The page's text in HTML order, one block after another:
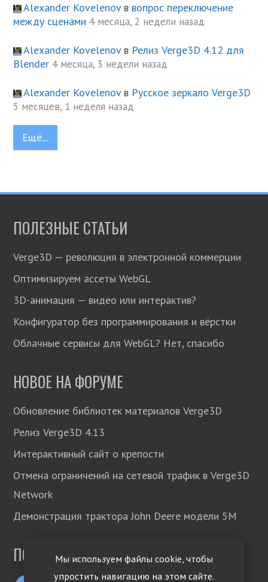
Мы используем файлы cookie, чтобы
упростить навигацию на этом сайте.
Alexander Kovelenovв вопрос переключение
между сценами 4 месяца, 2 недели назад
Alexander Kovelenovв Релиз Verge3D 4.12 для
Blender 4 месяца, 3 недели назад
Alexander Kovelenovв Русское зеркало Verge3D
5 месяцев, 1 неделя назад
Ещё...
ПОЛЕЗНЫЕ СТАТЬИ
Verge3D — революция в электронной коммерции
Оптимизируем ассеты WebGL
3D-анимация — видео или интерактив?
Конфигуратор без программирования и вёрстки
Облачные сервисы для WebGL? Нет, спасибо
НОВОЕ НА ФОРУМЕ
Обновление библиотек материалов Verge3D
Релиз Verge3D 4.13
Интерактивный сайт о крепости
Отмена ограничений на сетевой трафик в Verge3D
Network
Демонстрация трактора John Deere модели 5М
ПОДПИСЫВАЙТЕСЬ!